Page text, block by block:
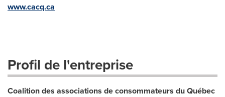
www.cacq.ca
Profil de l'entreprise
Coalition des associations de consommateurs du Québec